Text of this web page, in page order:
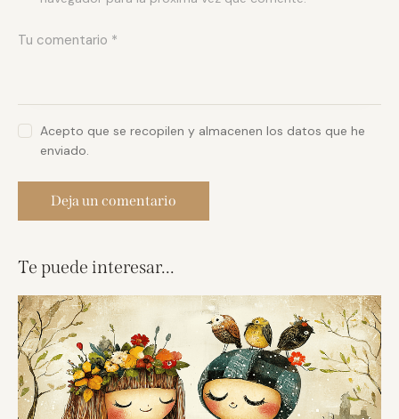
Acepto que se recopilen y almacenen los datos que he
enviado.
Te puede interesar...